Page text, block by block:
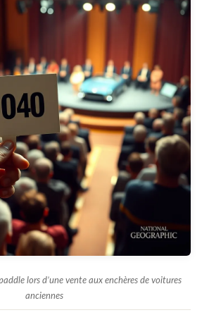
lors d’une vente aux enchères de voitures
anciennes